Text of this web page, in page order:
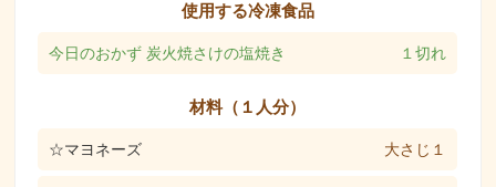
使用する冷凍食品
今日のおかず 炭火焼さけの塩焼き １切れ
材料（１人分）
☆マヨネーズ 大さじ１